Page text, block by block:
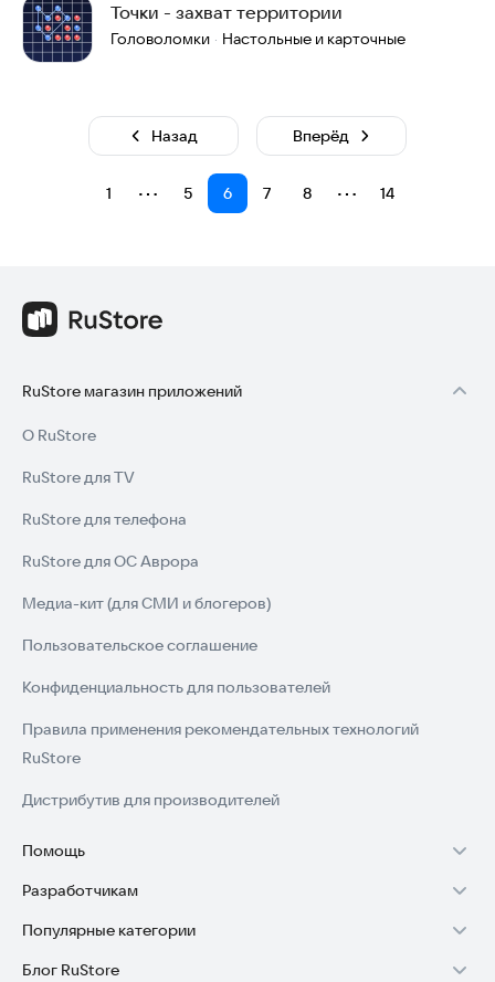
Точки - захват территории
Головоломки · Настольные и карточные
Назад
1 ⋯ 5 6 7 8 ⋯ 14
Вперёд
RuStore магазин приложений
О RuStore
RuStore для TV
RuStore для телефона
RuStore для ОС Аврора
Медиа-кит (для СМИ и блогеров)
Пользовательское соглашение
Конфиденциальность для пользователей
Правила применения рекомендательных технологий
RuStore
Дистрибутив для производителей
Помощь
Установка RuStore на TV
Установка RuStore на телефон
Разработчикам
Зарабатывать с RuStore
Стать разработчиком
Популярные категории
Игры для Android
Блог RuStore